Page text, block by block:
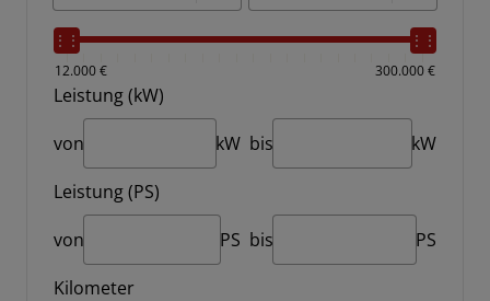
12.000 € 300.000 €
Leistung (kW)
von
kW bis
kW
Leistung (PS)
von
PS bis
PS
Kilometer